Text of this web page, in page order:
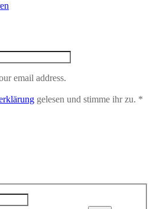
email address.
gelesen und stimme ihr zu. *